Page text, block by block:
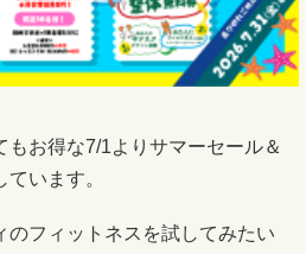
もお得な7/1よりサマーセール＆
います。
のフィットネスを試してみたい